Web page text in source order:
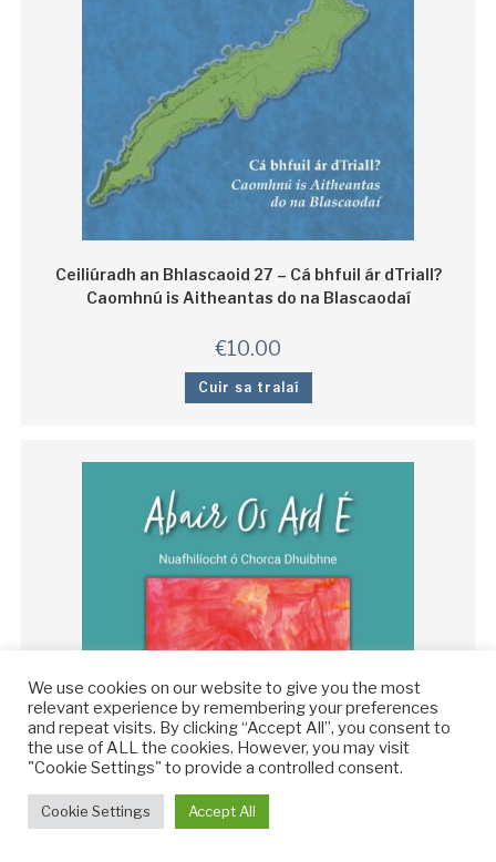
Ceiliúradh an Bhlascaoid 27 – Cá bhfuil ár dTriall?
Caomhnú is Aitheantas do na Blascaodaí
€10.00
Cuir sa tralaí
We use cookies on our website to give you the most
relevant experience by remembering your preferences
and repeat visits. By clicking “Accept All”, you consent to
the use of ALL the cookies. However, you may visit
"Cookie Settings" to provide a controlled consent.
Cookie Settings Accept All